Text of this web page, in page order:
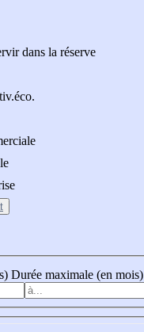
dans la réserve
Durée maximale (en mois)